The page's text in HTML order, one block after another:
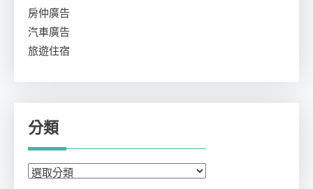
房仲廣告
汽車廣告
旅遊住宿
分類
分